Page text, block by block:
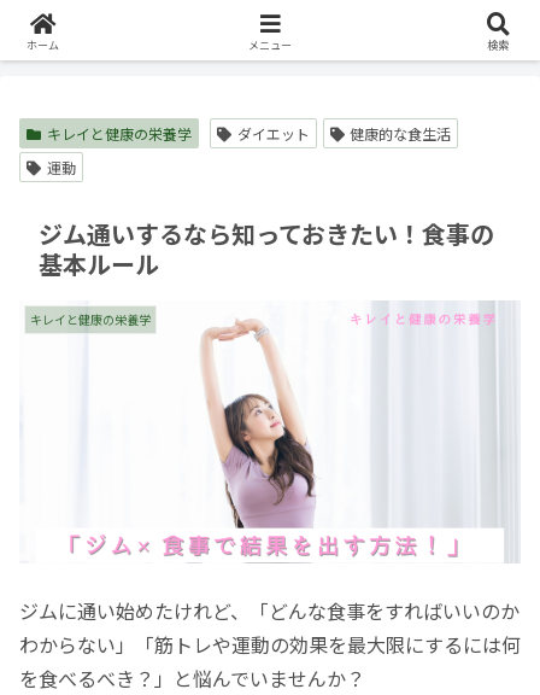
ホーム キレイと健康の栄養学
キレイと健康の栄養学 ダイエット
健康的な食生活
運動
ジム通いするなら知っておきたい！食事の
基本ルール
キレイと健康の栄養学
ジムに通い始めたけれど、「どんな食事をすればいいのか
わからない」「筋トレや運動の効果を最大限にするには何
を食べるべき？」と悩んでいませんか？
ホーム メニュー 検索